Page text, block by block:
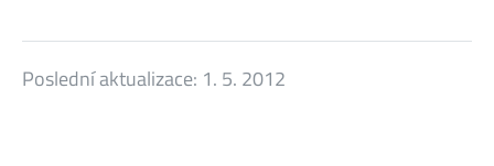
Poslední aktualizace: 1. 5. 2012